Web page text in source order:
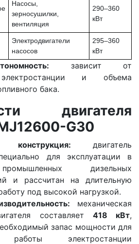
Насосы,
зерносушилки,
вентиляция
290–360
кВт
Электродвигатели
насосов
295–360
кВт
зависит от
и объема
бака.
двигателя
G30
конструкция: двигатель
для эксплуатации в
дизельных
и рассчитан на длительную
под высокой нагрузкой.
механическая
составляет 418 кВт,
запас мощности для
работы электростанции